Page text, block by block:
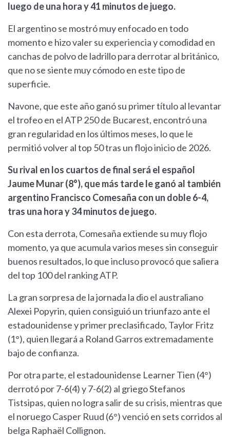
luego de una hora y 41 minutos de juego.
El argentino se mostró muy enfocado en todo
momento e hizo valer su experiencia y comodidad en
canchas de polvo de ladrillo para derrotar al británico,
que no se siente muy cómodo en este tipo de
superficie.
Navone, que este año ganó su primer título al levantar
el trofeo en el ATP 250 de Bucarest, encontró una
gran regularidad en los últimos meses, lo que le
permitió volver al top 50 tras un flojo inicio de 2026.
Su rival en los cuartos de final será el español
Jaume Munar (8°), que más tarde le ganó al también
argentino Francisco Comesaña con un doble 6-4,
tras una hora y 34 minutos de juego.
Con esta derrota, Comesaña extiende su muy flojo
momento, ya que acumula varios meses sin conseguir
buenos resultados, lo que incluso provocó que saliera
del top 100 del ranking ATP.
La gran sorpresa de la jornada la dio el australiano
Alexei Popyrin, quien consiguió un triunfazo ante el
estadounidense y primer preclasificado, Taylor Fritz
(1°), quien llegará a Roland Garros extremadamente
bajo de confianza.
Por otra parte, el estadounidense Learner Tien (4°)
derrotó por 7-6(4) y 7-6(2) al griego Stefanos
Tistsipas, quien no logra salir de su crisis, mientras que
el noruego Casper Ruud (6°) venció en sets corridos al
belga Raphaël Collignon.